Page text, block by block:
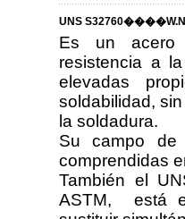
UNS
Es un acero
resistencia a
elevadas
soldabilidad,
la soldadura.
Su campo de
comprendidas
También el
ASTM, está